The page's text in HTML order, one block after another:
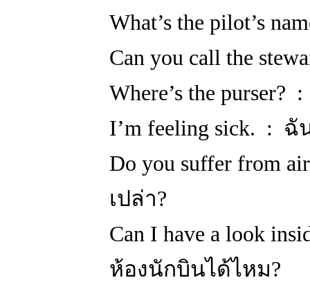
What’s the pilot’s
Can you call the
Where’s the
I’m feeling sick. :
Do you suffer from
เปล่า?
Can I have a look
ห้องนักบินได้ไหม?